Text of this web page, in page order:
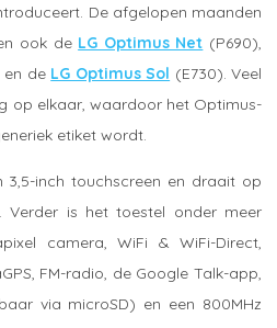
De afgelopen maanden
ook de LG Optimus Net (P690),
en de LG Optimus Sol (E730). Veel
op elkaar, waardoor het Optimus-
etiket wordt.
3,5-inch touchscreen en draait op
Verder is het toestel onder meer
camera, WiFi & WiFi-Direct,
FM-radio, de Google Talk-app,
via microSD) en een 800MHz